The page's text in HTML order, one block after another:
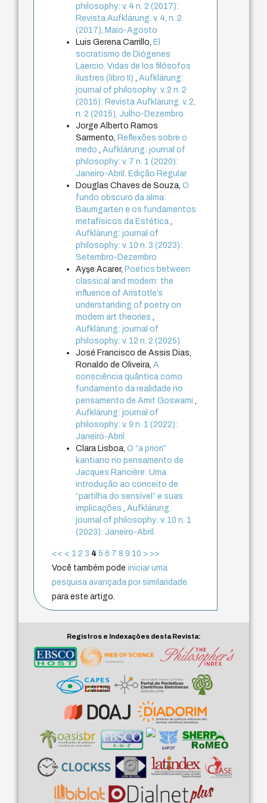
philosophy: v. 4 n. 2 (2017):
Revista Aufklärung. v. 4, n. 2
(2017), Maio-Agosto
Luis Gerena Carrillo, El
socratismo de Diógenes
Laercio. Vidas de los filósofos
ilustres (libro II),Aufklärung:
journal of philosophy: v. 2 n. 2
(2015): Revista Aufklärung. v. 2,
n. 2 (2015), Julho-Dezembro
Jorge Alberto Ramos
Sarmento, Reflexões sobre o
medo,Aufklärung: journal of
philosophy: v. 7 n. 1 (2020):
Janeiro-Abril. Edição Regular
Douglas Chaves de Souza,O
fundo obscuro da alma:
Baumgarten e os fundamentos
metafísicos da Estética,
Aufklärung: journal of
philosophy: v. 10 n. 3 (2023):
Setembro-Dezembro
Ayşe Acarer, Poetics between
classical and modern: the
influence of Aristotle’s
understanding of poetry on
modern art theories,
Aufklärung: journal of
philosophy: v. 12 n. 2 (2025)
José Francisco de Assis Dias,
Ronaldo de Oliveira,A
consciência quântica como
fundamento da realidade no
pensamento de Amit Goswami,
Aufklärung: journal of
philosophy: v. 9 n. 1 (2022):
Janeiro-Abril
Clara Lisboa,O “a priori”
kantiano no pensamento de
Jacques Rancière: Uma
introdução ao conceito de
“partilha do sensível” e suas
implicações,Aufklärung:
journal of philosophy: v. 10 n. 1
(2023): Janeiro-Abril
<< < 1 2 3 4 5 6 7 8 9 10 > >>
Você também podeiniciar uma
pesquisa avançada por similaridade
para este artigo.
Registros e Indexações desta Revista: